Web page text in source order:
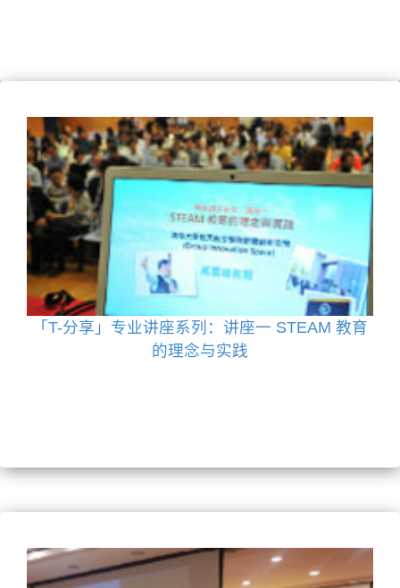
「T-分享」专业讲座系列：讲座一 STEAM 教育
的理念与实践